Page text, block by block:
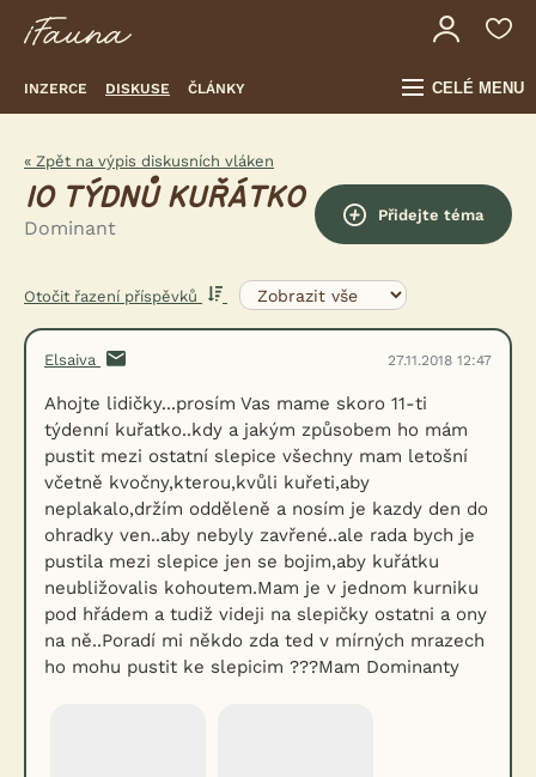
INZERCE DISKUSE ČLÁNKY CELÉ MENU
« Zpět na výpis diskusních vláken
10 TÝDNŮ KUŘÁTKO
Dominant
Přidejte téma
Otočit řazení příspěvků
Elsaiva 27.11.2018 12:47
Ahojte lidičky...prosím Vas mame skoro 11-ti
týdenní kuřatko..kdy a jakým způsobem ho mám
pustit mezi ostatní slepice všechny mam letošní
včetně kvočny,kterou,kvůli kuřeti,aby
neplakalo,držím odděleně a nosím je kazdy den do
ohradky ven..aby nebyly zavřené..ale rada bych je
pustila mezi slepice jen se bojim,aby kuřátku
neubližovalis kohoutem.Mam je v jednom kurniku
pod hřádem a tudiž videji na slepičky ostatni a ony
na ně..Poradí mi někdo zda ted v mírných mrazech
ho mohu pustit ke slepicim ???Mam Dominanty